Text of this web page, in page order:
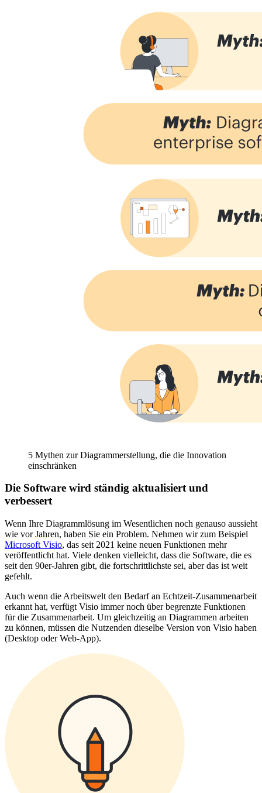
5 Mythen zur Diagrammerstellung, die die Innovation
einschränken
Die Software wird ständig aktualisiert und
verbessert
Wenn Ihre Diagrammlösung im Wesentlichen noch genauso aussieht
wie vor Jahren, haben Sie ein Problem. Nehmen wir zum Beispiel
Microsoft Visio, das seit 2021 keine neuen Funktionen mehr
veröffentlicht hat. Viele denken vielleicht, dass die Software, die es
seit den 90er-Jahren gibt, die fortschrittlichste sei, aber das ist weit
gefehlt.
Auch wenn die Arbeitswelt den Bedarf an Echtzeit-Zusammenarbeit
erkannt hat, verfügt Visio immer noch über begrenzte Funktionen
für die Zusammenarbeit. Um gleichzeitig an Diagrammen arbeiten
zu können, müssen die Nutzenden dieselbe Version von Visio haben
(Desktop oder Web-App).